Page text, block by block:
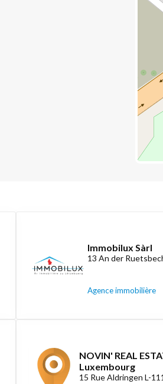
Immobilux Sàrl
13 An der
Agence immobilière
NOVIN' REAL
Luxembourg
15 Rue Aldringen L-